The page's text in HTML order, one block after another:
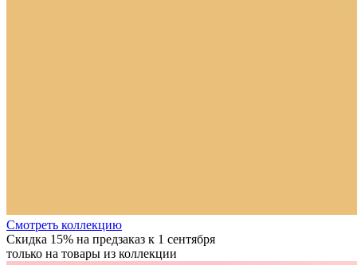
Cмотреть коллекцию
Скидка 15% на предзаказ к 1 сентября
только на товары из коллекции